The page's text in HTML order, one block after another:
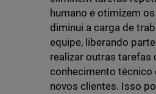
humano e otimizem
diminui a carga de
equipe, liberando
realizar outras tarefas
conhecimento técnico
novos clientes. Isso